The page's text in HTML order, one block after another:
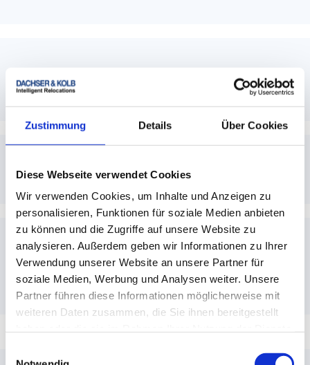
Zustimmung Details Über Cookies
Diese Webseite verwendet Cookies
Wir verwenden Cookies, um Inhalte und Anzeigen zu
personalisieren, Funktionen für soziale Medien anbieten
zu können und die Zugriffe auf unsere Website zu
analysieren. Außerdem geben wir Informationen zu Ihrer
Verwendung unserer Website an unsere Partner für
soziale Medien, Werbung und Analysen weiter. Unsere
Partner führen diese Informationen möglicherweise mit
weiteren Daten zusammen, die Sie ihnen bereitgestellt
Muss ich den Shuttle-Service selbst
organisieren?
Nein – DACHSER & KOLB übernimmt die
komplette Organisation für Sie.
Welche Fahrzeuge werden eingesetzt?
Je nach Platzverhältnissen nutzen wir
kleinere Transporter oder spezielle Shuttle-
Fahrzeuge für enge Zufahrten.
Was passiert, wenn sich die
Zufahrtsbedingungen kurzfristig
ändern?
Bitte informieren Sie uns so früh wie möglich
– unser Team reagiert flexibel und findet eine
Kontaktieren Sie uns für eine unverbindliche